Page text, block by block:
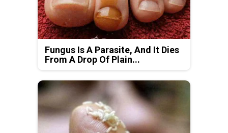
Fungus Is A Parasite, And It Dies
From A Drop Of Plain...